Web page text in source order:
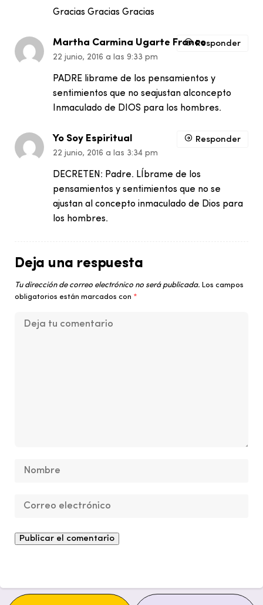
Gracias Gracias Gracias
Martha Carmina Ugarte Franco
22 junio, 2016 a las 9:33 pm
PADRE librame de los pensamientos y
sentimientos que no seajustan alconcepto
Inmaculado de DIOS para los hombres.
Responder
Yo Soy Espiritual
22 junio, 2016 a las 3:34 pm
DECRETEN: Padre. LÍbrame de los
pensamientos y sentimientos que no se
ajustan al concepto inmaculado de Dios para
los hombres.
Responder
Deja una respuesta
Tu dirección de correo electrónico no será publicada. Los campos
obligatorios están marcados con *